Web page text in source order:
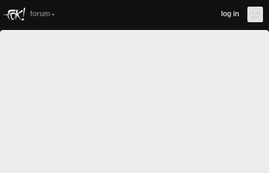
forum log in